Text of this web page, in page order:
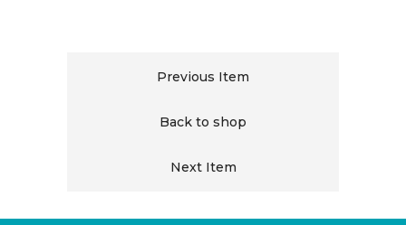
Previous Item
Back to shop
Next Item